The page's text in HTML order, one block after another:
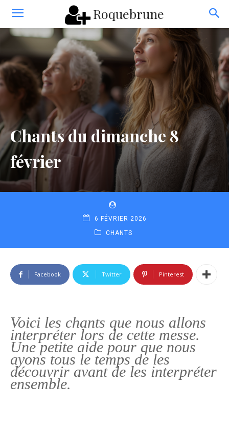
Roquebrune
Chants du dimanche 8
février
6 FÉVRIER 2026
CHANTS
Facebook Twitter Pinterest
Voici les chants que nous allons
interpréter lors de cette messe.
Une petite aide pour que nous
ayons tous le temps de les
découvrir avant de les interpréter
ensemble.